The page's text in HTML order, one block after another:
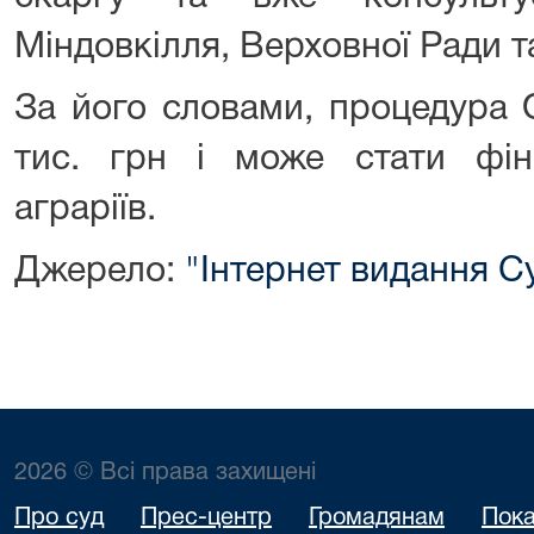
Міндовкілля, Верховної Ради
За його словами,
тис. грн і може стати
аграріїв.
Джерело: "Інтернет видання
2026 © Всі права захищені
Про суд Прес-центр Громадянам